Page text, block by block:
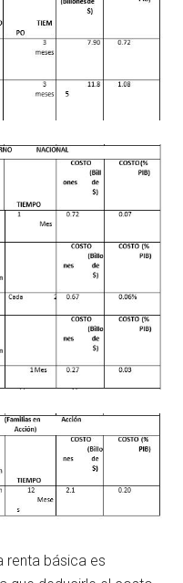
renta básica es